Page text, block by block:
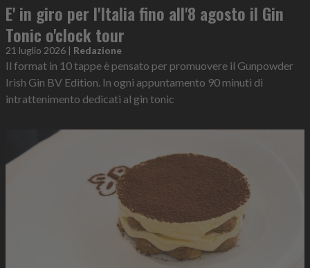
E' in giro per l'Italia fino all'8 agosto il Gin
Tonic o'clock tour
21 luglio 2026 | Redazione
Il format in 10 tappe è pensato per promuovere il Gunpowder
Irish Gin BV Edition. In ogni appuntamento 90 minuti di
intrattenimento dedicati al gin tonic